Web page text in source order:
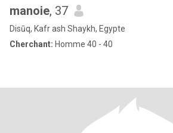
manoie, 37
Disūq, Kafr ash Shaykh, Egypte
Cherchant: Homme 40 - 40